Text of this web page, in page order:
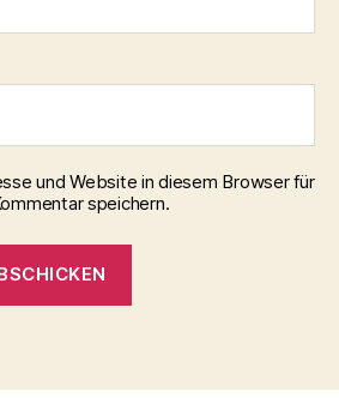
und Website in diesem Browser für
speichern.